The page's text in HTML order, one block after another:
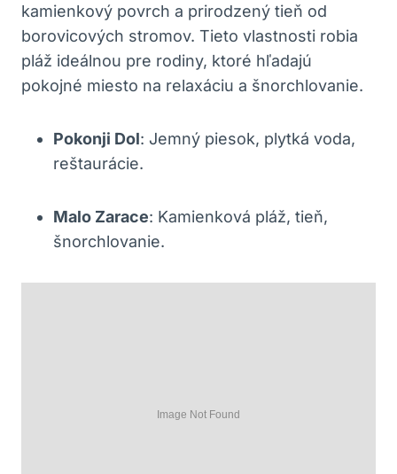
kamienkový povrch a prirodzený tieň od
borovicových stromov. Tieto vlastnosti robia
pláž ideálnou pre rodiny, ktoré hľadajú
pokojné miesto na relaxáciu a šnorchlovanie.
Pokonji Dol: Jemný piesok, plytká voda,
reštaurácie.
Malo Zarace: Kamienková pláž, tieň,
šnorchlovanie.